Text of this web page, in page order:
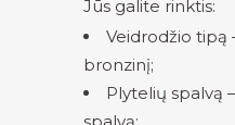
Jūs galite rinktis:
Veidrodžio tipą
bronzinį;
Plytelių spalvą